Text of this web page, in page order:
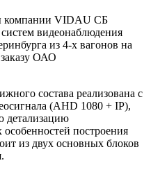
компании VIDAU СБ
видеонаблюдения
из 4-х вагонов на
заказу ОАО
состава реализована с
(AHD 1080 + IP),
детализацию
построения
из двух основных блоков